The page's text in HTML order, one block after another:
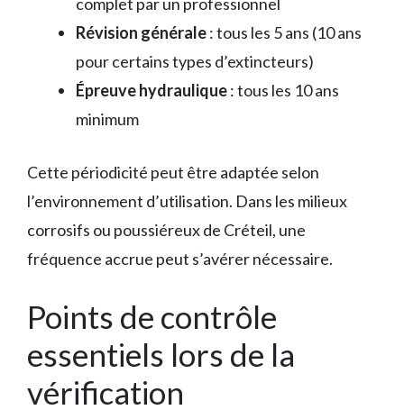
complet par un professionnel
Révision générale: tous les 5 ans (10 ans
pour certains types d’extincteurs)
Épreuve hydraulique: tous les 10 ans
minimum
Cette périodicité peut être adaptée selon
l’environnement d’utilisation. Dans les milieux
corrosifs ou poussiéreux de Créteil, une
fréquence accrue peut s’avérer nécessaire.
Points de contrôle
essentiels lors de la
vérification